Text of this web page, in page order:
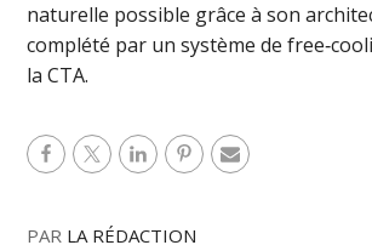
naturelle possible grâce à son
complété par un système de
la CTA.
PAR LA RÉDACTION